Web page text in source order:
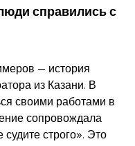
справились с
— история
из Казани. В
своими работами в
сопровождала
строго». Это